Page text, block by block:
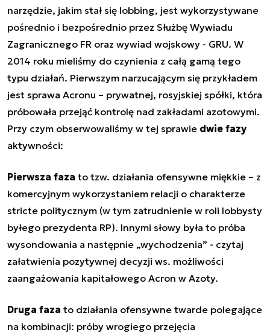
narzędzie, jakim stał się lobbing, jest wykorzystywane
pośrednio i bezpośrednio przez Służbę Wywiadu
Zagranicznego FR oraz wywiad wojskowy - GRU. W
2014 roku mieliśmy do czynienia z całą gamą tego
typu działań. Pierwszym narzucającym się przykładem
jest sprawa Acronu – prywatnej, rosyjskiej spółki, która
próbowała przejąć kontrolę nad zakładami azotowymi.
Przy czym obserwowaliśmy w tej sprawie dwie fazy
aktywności:
Pierwsza faza to tzw. działania ofensywne miękkie – z
komercyjnym wykorzystaniem relacji o charakterze
stricte politycznym (w tym zatrudnienie w roli lobbysty
byłego prezydenta RP). Innymi słowy była to próba
wysondowania a następnie „wychodzenia” - czytaj
załatwienia pozytywnej decyzji ws. możliwości
zaangażowania kapitałowego Acron w Azoty.
Druga faza to działania ofensywne twarde polegające
na kombinacji: próby wrogiego przejęcia